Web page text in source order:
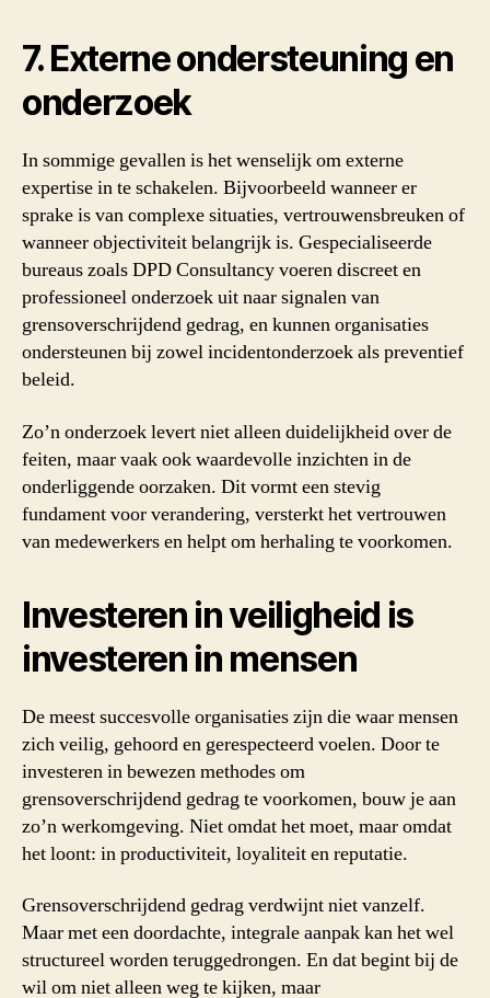
7. Externe ondersteuning en
onderzoek
In sommige gevallen is het wenselijk om externe
expertise in te schakelen. Bijvoorbeeld wanneer er
sprake is van complexe situaties, vertrouwensbreuken of
wanneer objectiviteit belangrijk is. Gespecialiseerde
bureaus zoals DPD Consultancy voeren discreet en
professioneel onderzoek uit naar signalen van
grensoverschrijdend gedrag, en kunnen organisaties
ondersteunen bij zowel incidentonderzoek als preventief
beleid.
Zo’n onderzoek levert niet alleen duidelijkheid over de
feiten, maar vaak ook waardevolle inzichten in de
onderliggende oorzaken. Dit vormt een stevig
fundament voor verandering, versterkt het vertrouwen
van medewerkers en helpt om herhaling te voorkomen.
Investeren in veiligheid is
investeren in mensen
De meest succesvolle organisaties zijn die waar mensen
zich veilig, gehoord en gerespecteerd voelen. Door te
investeren in bewezen methodes om
grensoverschrijdend gedrag te voorkomen, bouw je aan
zo’n werkomgeving. Niet omdat het moet, maar omdat
het loont: in productiviteit, loyaliteit en reputatie.
Grensoverschrijdend gedrag verdwijnt niet vanzelf.
Maar met een doordachte, integrale aanpak kan het wel
structureel worden teruggedrongen. En dat begint bij de
wil om niet alleen weg te kijken, maar